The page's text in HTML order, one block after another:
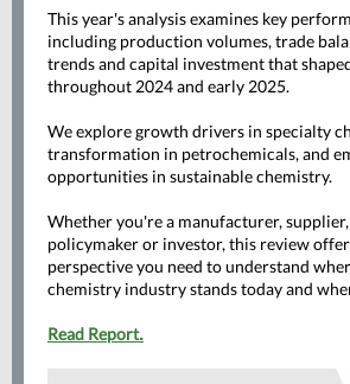
This year's analysis examines key
including production volumes, trade
trends and capital investment that
throughout 2024 and early 2025.
We explore growth drivers in specialty
transformation in petrochemicals, and
opportunities in sustainable chemistry.
Whether you're a manufacturer,
policymaker or investor, this review
perspective you need to understand
chemistry industry stands today and
Read Report.